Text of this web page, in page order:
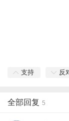
支持 反
全部回复 5